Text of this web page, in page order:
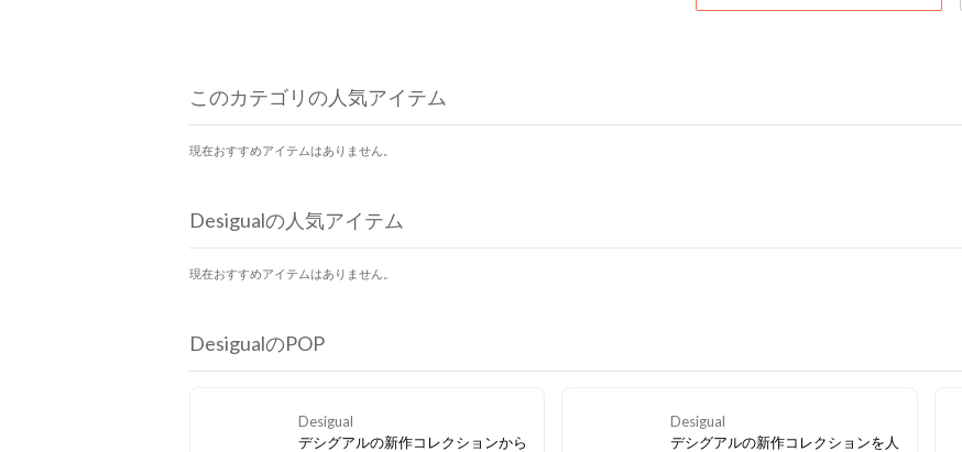
このカテゴリの人気アイテム
現在おすすめアイテムはありません。
Desigualの人気アイテム
現在おすすめアイテムはありません。
DesigualのPOP
Desigual
デシグアルの新作コレクションから
Desigual
デシグアルの新作コレクションを人